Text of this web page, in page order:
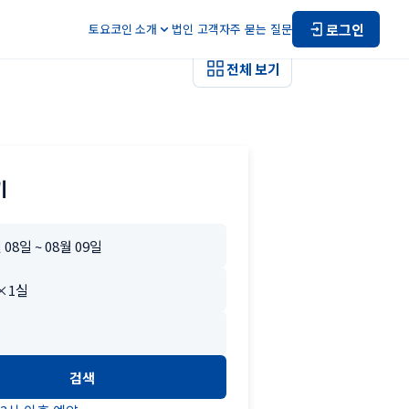
토요코인 소개 법인 고객자주 묻는 질문 로그인
전체 보기
검색